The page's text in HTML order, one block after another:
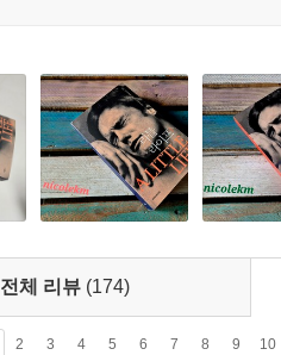
전체 리뷰 (174)
2 3 4 5 6 7 8 9 10